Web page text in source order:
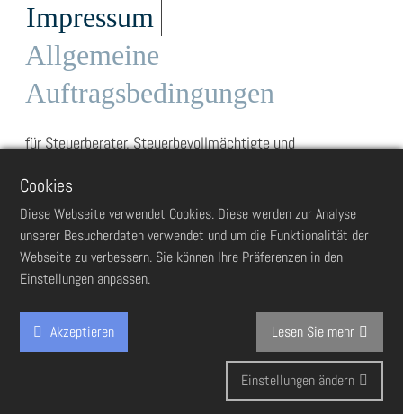
Impressum
Allgemeine
Auftragsbedingungen
für Steuerberater, Steuerbevollmächtigte und
Stand: August 2024
Die folgenden „Allgemeinen Auftragsbedingungen“ gelten
für Verträge zwischen Steuerberatern,
Steuerbevollmächtigten und
Steuerberatungsgesellschaften (im Folgenden
„Steuerberater“ genannt) und ihren Auftraggebern, soweit
nicht etwas anderes ausdrücklich in Textform vereinbart
oder gesetzlich zwingend vorgeschrieben ist.
Cookies
Diese Webseite verwendet Cookies. Diese werden zur Analyse
unserer Besucherdaten verwendet und um die Funktionalität der
Webseite zu verbessern. Sie können Ihre Präferenzen in den
Einstellungen anpassen.
Akzeptieren Lesen Sie mehr
Einstellungen ändern